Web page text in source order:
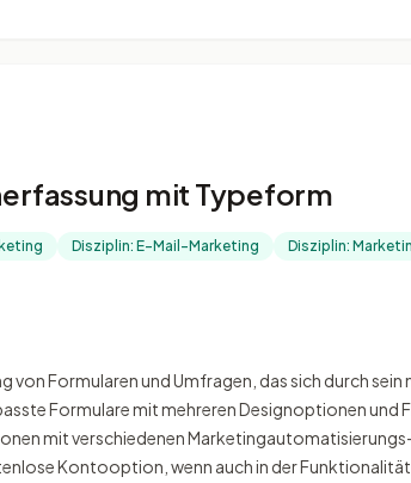
mit Typeform
Disziplin: E-Mail-Marketing Disziplin:
von Formularen und Umfragen, das sich durch
Formulare mit mehreren Designoptionen und
mit verschiedenen
Kontooption, wenn auch in der